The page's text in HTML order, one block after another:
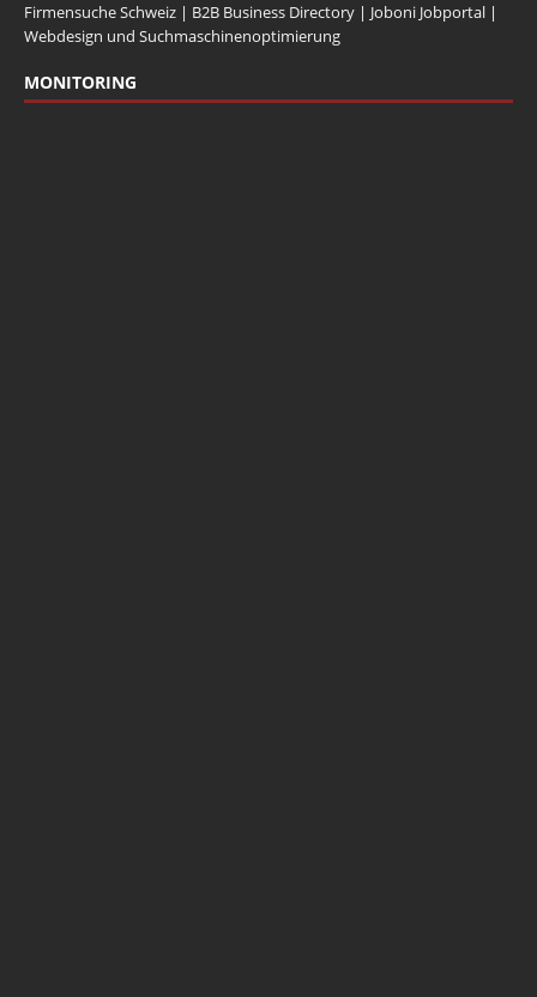
Firmensuche Schweiz | B2B Business Directory | Joboni Jobportal |
Webdesign und Suchmaschinenoptimierung
MONITORING